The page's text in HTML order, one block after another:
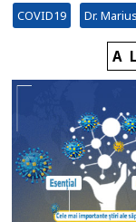
COVID19 Dr.